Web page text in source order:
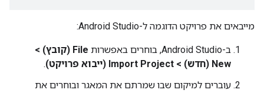
מייבאים את פרויקט הדוגמה ל-Android Studio:
ב-Android Studio, בוחרים באפשרות
File (קובץ) >
New (חדש) > Import Project (ייבוא פרויקט)
.
עוברים למיקום שבו שמרתם את המאגר ובוחרים את